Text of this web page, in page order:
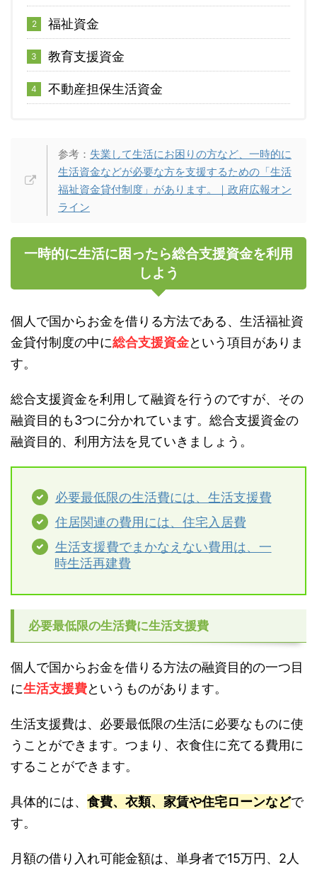
福祉資金
教育支援資金
不動産担保生活資金
参考： 失業して生活にお困りの方など、一時的に
生活資金などが必要な方を支援するための「生活
福祉資金貸付制度」があります。｜政府広報オン
ライン
一時的に生活に困ったら総合支援資金を利用
しよう
個人で国からお金を借りる方法である、生活福祉資
金貸付制度の中に総合支援資金という項目がありま
す。
総合支援資金を利用して融資を行うのですが、その
融資目的も3つに分かれています。総合支援資金の
融資目的、利用方法を見ていきましょう。
必要最低限の生活費には、生活支援費
住居関連の費用には、住宅入居費
生活支援費でまかなえない費用は、一
時生活再建費
必要最低限の生活費に生活支援費
個人で国からお金を借りる方法の融資目的の一つ目
に生活支援費というものがあります。
生活支援費は、必要最低限の生活に必要なものに使
うことができます。つまり、衣食住に充てる費用に
することができます。
具体的には、 食費、衣類、家賃や住宅ローンなどで
す。
月額の借り入れ可能金額は、単身者で15万円、2人